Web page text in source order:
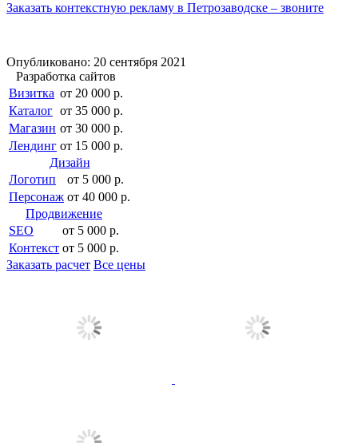
Заказать контекстную рекламу в Петрозаводске – звоните
Опубликовано: 20 сентября 2021
Разработка сайтов
Визитка от 20 000 р.
Каталог от 35 000 р.
Магазин от 30 000 р.
Лендинг от 15 000 р.
Дизайн
Логотип
от 5 000 р.
Персонаж от 40 000 р.
Продвижение
SEO
от 5 000 р.
Контекст от 5 000 р.
Заказать расчет Все цены